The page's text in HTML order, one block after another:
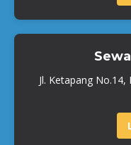
Jl. Ketapang No.14,